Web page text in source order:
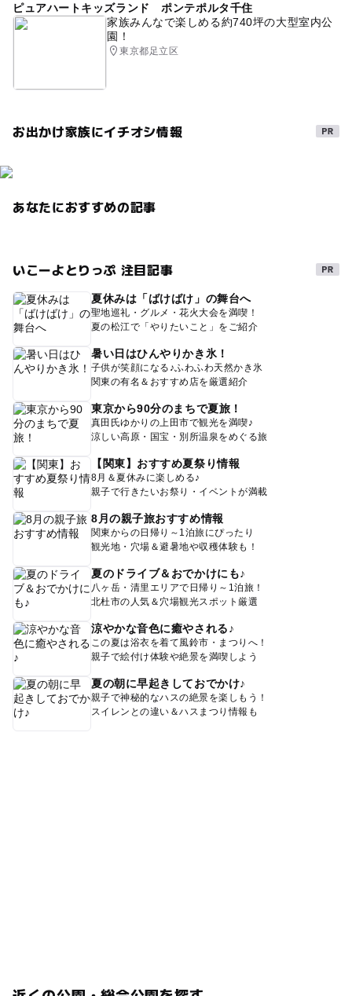
ピュアハートキッズランド ポンテポルタ千住
家族みんなで楽しめる約740坪の大型室内公
園！
東京都足立区
お出かけ家族にイチオシ情報
あなたにおすすめの記事
いこーよとりっぷ 注目記事
夏休みは「ばけばけ」の舞台へ
聖地巡礼・グルメ・花火大会を満喫！
夏の松江で「やりたいこと」をご紹介
暑い日はひんやりかき氷！
子供が笑顔になる♪ふわふわ天然かき氷
関東の有名＆おすすめ店を厳選紹介
東京から90分のまちで夏旅！
真田氏ゆかりの上田市で観光を満喫♪
涼しい高原・国宝・別所温泉をめぐる旅
【関東】おすすめ夏祭り情報
8月＆夏休みに楽しめる♪
親子で行きたいお祭り・イベントが満載
8月の親子旅おすすめ情報
関東からの日帰り～1泊旅にぴったり
観光地・穴場＆避暑地や収穫体験も！
夏のドライブ＆おでかけにも♪
八ヶ岳・清里エリアで日帰り～1泊旅！
北杜市の人気＆穴場観光スポット厳選
涼やかな音色に癒やされる♪
この夏は浴衣を着て風鈴市・まつりへ！
親子で絵付け体験や絶景を満喫しよう
夏の朝に早起きしておでかけ♪
親子で神秘的なハスの絶景を楽しもう！
スイレンとの違い＆ハスまつり情報も